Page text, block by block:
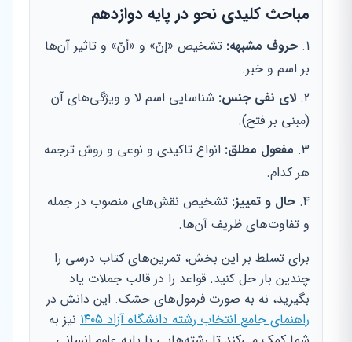
مباحث کلیدی نحو در پایه دوازدهم
حروف مشبهه: تشخیص «إنّ» و «أنّ» و تاثیر آن‌ها
بر اسم و خبر.
لای نفی جنس: شناسایی اسم لا و ویژگی‌های آن
(مبنی بر فتح).
مفعول مطلق: انواع تاکیدی و نوعی و روش ترجمه
هر کدام.
حال و تمییز: تشخیص نقش‌های منصوب در جمله
و تفاوت‌های ظریف آن‌ها.
برای تسلط بر این بخش، تمرین‌های کتاب درسی را
چندین بار حل کنید. قواعد را در قالب جملات یاد
بگیرید، نه به صورت فرمول‌های خشک. این دانش در
راهنمای جامع انتخاب رشته دانشگاه آزاد ۱۴۰۵
نیز به